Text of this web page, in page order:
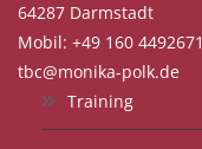
64287 Darmstadt
Mobil: +49 160 4492671
tbc@monika-polk.de
Training